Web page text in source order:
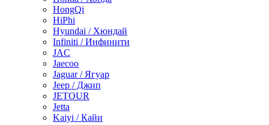
HongQi
HiPhi
Hyundai / Хюндай
Infiniti / Инфинити
JAC
Jaecoo
Jaguar / Ягуар
Jeep / Джип
JETOUR
Jetta
Kaiyi / Кайи